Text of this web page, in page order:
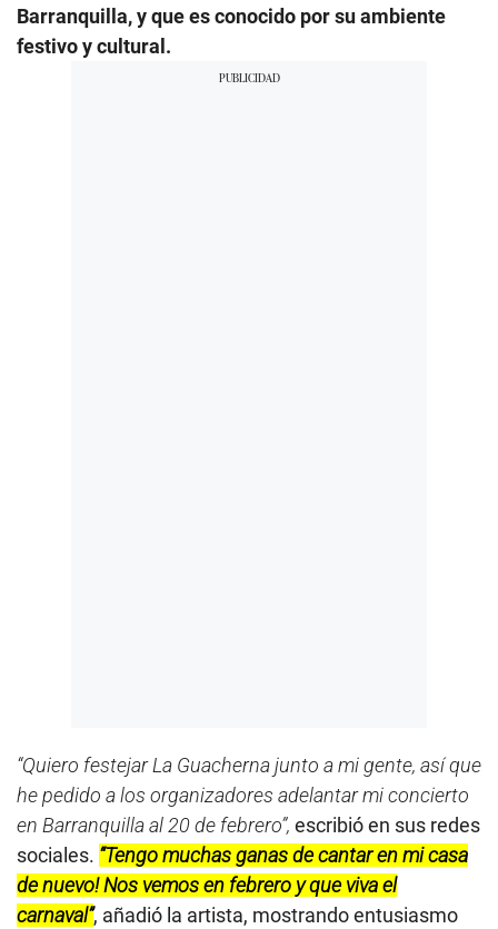
Barranquilla, y que es conocido por su ambiente
festivo y cultural.
“Quiero festejar La Guacherna junto a mi gente, así que
he pedido a los organizadores adelantar mi concierto
en Barranquilla al 20 de febrero”, escribió en sus redes
sociales. “Tengo muchas ganas de cantar en mi casa
de nuevo! Nos vemos en febrero y que viva el
carnaval”, añadió la artista, mostrando entusiasmo